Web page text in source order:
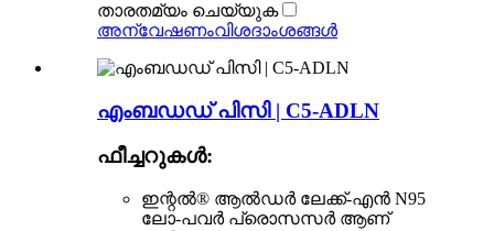
താരതമ്യം ചെയ്യുക
അന്വേഷണംവിശദാംശങ്ങൾ
എംബഡഡ് പിസി | C5-ADLN
ഫീച്ചറുകൾ:
ഇന്റൽ® ആൽഡർ ലേക്ക്-എൻ N95
ലോ-പവർ പ്രൊസസർ ആണ്